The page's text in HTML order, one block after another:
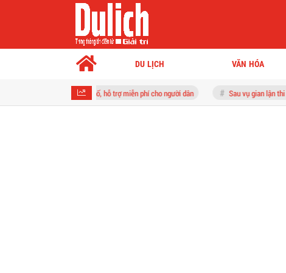
DU LỊCH VĂN HÓA
tổ dân phố, hỗ trợ miễn phí cho người dân Sau vụ gian lận thi THPT, ĐBQH